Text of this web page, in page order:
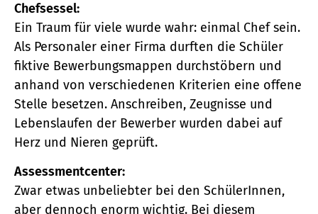
Chefsessel:
Ein Traum für viele wurde wahr: einmal Chef sein.
Als Personaler einer Firma durften die Schüler
fiktive Bewerbungsmappen durchstöbern und
anhand von verschiedenen Kriterien eine offene
Stelle besetzen. Anschreiben, Zeugnisse und
Lebenslaufen der Bewerber wurden dabei auf
Herz und Nieren geprüft.
Assessmentcenter:
Zwar etwas unbeliebter bei den SchülerInnen,
aber dennoch enorm wichtig. Bei diesem